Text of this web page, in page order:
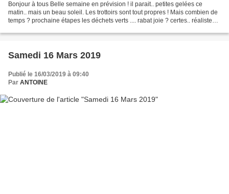
Bonjour à tous Belle semaine en prévision ! il parait.. petites gelées ce
matin.. mais un beau soleil. Les trottoirs sont tout propres ! Mais combien de
temps ? prochaine étapes les déchets verts .... rabat joie ? certes.. réaliste
Samedi 16 Mars 2019
Publié le 16/03/2019 à 09:40
Par ANTOINE